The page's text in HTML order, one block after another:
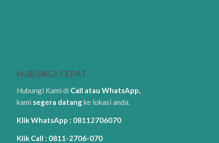
HUBUNGI CEPAT
Hubungi Kami di Call atau WhatsApp,
kami segera datangke lokasi anda.
Klik WhatsApp : 08112706070
Klik Call : 0811-2706-070